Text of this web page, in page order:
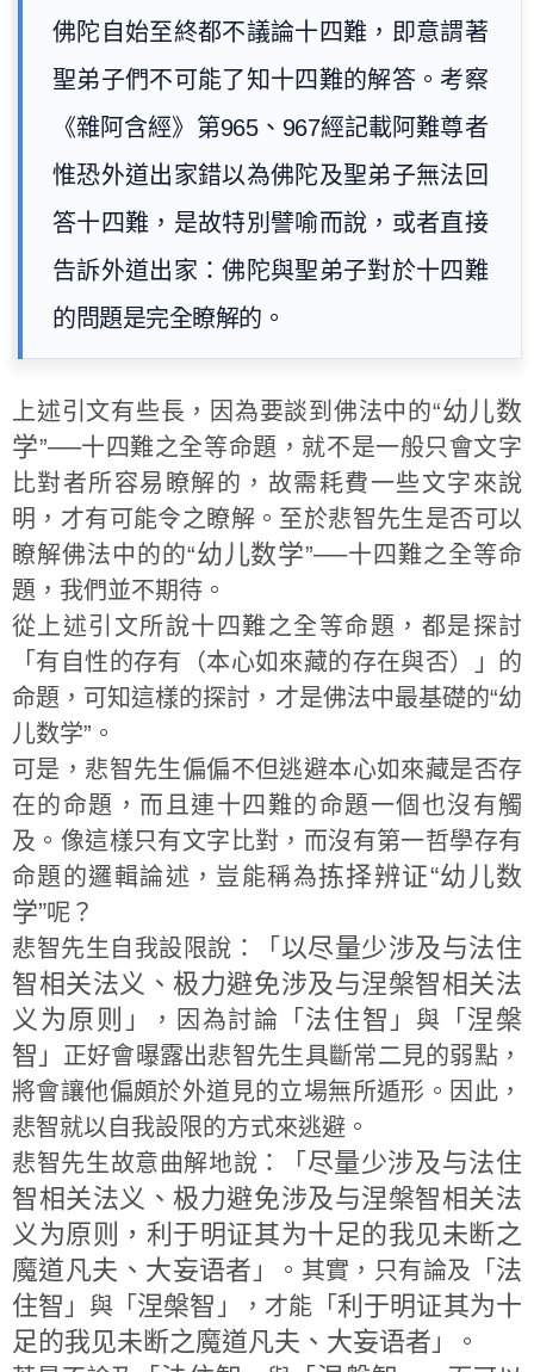
佛陀自始至終都不議論十四難，即意謂著
聖弟子們不可能了知十四難的解答。考察
《雜阿含經》第965、967經記載阿難尊者
惟恐外道出家錯以為佛陀及聖弟子無法回
答十四難，是故特別譬喻而說，或者直接
告訴外道出家：佛陀與聖弟子對於十四難
的問題是完全瞭解的。
上述引文有些長，因為要談到佛法中的“幼儿数
学”──十四難之全等命題，就不是一般只會文字
比對者所容易瞭解的，故需耗費一些文字來說
明，才有可能令之瞭解。至於悲智先生是否可以
瞭解佛法中的的“幼儿数学”──十四難之全等命
題，我們並不期待。
從上述引文所說十四難之全等命題，都是探討
「有自性的存有（本心如來藏的存在與否）」的
命題，可知這樣的探討，才是佛法中最基礎的“幼
儿数学”。
可是，悲智先生偏偏不但逃避本心如來藏是否存
在的命題，而且連十四難的命題一個也沒有觸
及。像這樣只有文字比對，而沒有第一哲學存有
命題的邏輯論述，豈能稱為拣择辨证“幼儿数
学”呢？
悲智先生自我設限說：「 以尽量少涉及与法住
智相关法义、极力避免涉及与涅槃智相关法
义为原则 」，因為討論「 法住智 」與「 涅槃
智 」正好會曝露出悲智先生具斷常二見的弱點，
將會讓他偏頗於外道見的立場無所遁形。因此，
悲智就以自我設限的方式來逃避。
悲智先生故意曲解地說：「 尽量少涉及与法住
智相关法义、极力避免涉及与涅槃智相关法
义为原则，利于明证其为十足的我见未断之
魔道凡夫、大妄语者 」。其實，只有論及「 法
住智 」與「 涅槃智 」，才能「 利于明证其为十
足的我见未断之魔道凡夫、大妄语者 」。